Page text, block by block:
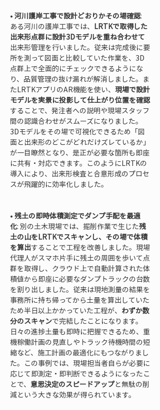
• 河川護岸工事で設計どおりかその場確認:
ある河川の護岸工事では、 LRTKで取得した
出来形点群に設計3Dモデルを重ね合わせて
出来形管理を行いました。従来は完成後に要
所を測って図面と比較していた作業を、3D
点群上で全面的にチェックできるようにな
り、品質管理の抜け漏れが解消しました。ま
たLRTKアプリのAR機能を使い、 現場で設計
モデルを実景に投影して仕上がり位置を確認
することで、発注者への説明や現場スタッフ
間の認識合わせがスムーズになりました。
3Dモデルをその場で可視化できるため「図
面と出来形のどこがどれだけズレているか」
が一目瞭然となり、是正が必要な箇所も即座
に共有・対応できます。このようにLRTKの
導入により、出来形検査と合意形成のプロセ
スが飛躍的に効率化しました。
• 残土の即時体積測定でダンプ手配を最適
化: 別の土木現場では、掘削作業で生じた残
土の山をLRTKでスキャンし、その場で体積
を算出することで工程を改善しました。現場
代理人がスマホ片手に残土の周囲を歩いて点
群を取得し、クラウド上で自動計算された体
積値から即座に必要なダンプトラックの台数
を割り出しました。従来は現地測量の結果を
事務所に持ち帰ってから土量を算出していた
ため半日以上かかっていた工程が、 わずか数
分のスキャンで完結したことになります。
日々の進捗土量も即時に把握できるため、重
機稼働計画の見直しやトラック待機時間の短
縮など、施工計画の最適化にもつながりまし
た。この事例では、現場担当者自らが必要に
応じて即測定・即判断できるようになったこ
とで、 意思決定のスピードアップと無駄の削
減という大きな効果が得られています。